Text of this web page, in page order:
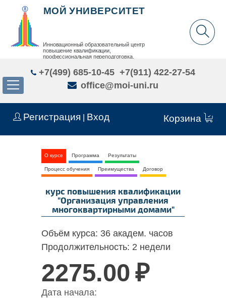
Регистрация Вход Корзина
МОЙ УНИВЕРСИТЕТ
Инновационный образовательный центр
повышение квалификации,
профессиональная переподготовка,
+7(499) 685-10-45 +7(911) 422-27-54
office@moi-uni.ru
О курсе Программа Результаты
Процесс обучения Преимущества Договор
курс повышения квалификации
"Организация управления
многоквартирными домами"
Объём курса: 36 академ. часов
Продолжительность: 2 недели
2275.00 ₽
Дата начала: